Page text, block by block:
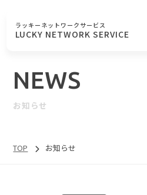
ラッキーネットワークサービス
LUCKY NETWORK SERVICE
NEWS
お知らせ
TOP お知らせ